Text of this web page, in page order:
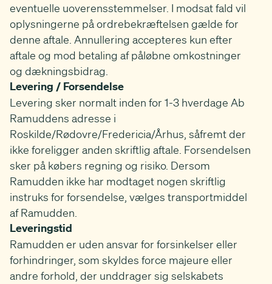
eventuelle uoverensstemmelser. I modsat fald vil
oplysningerne på ordrebekræftelsen gælde for
denne aftale. Annullering accepteres kun efter
aftale og mod betaling af påløbne omkostninger
og dækningsbidrag.
Levering / Forsendelse
Levering sker normalt inden for 1-3 hverdage Ab
Ramuddens adresse i
Roskilde/Rødovre/Fredericia/Århus, såfremt der
ikke foreligger anden skriftlig aftale. Forsendelsen
sker på købers regning og risiko. Dersom
Ramudden ikke har modtaget nogen skriftlig
instruks for forsendelse, vælges transportmiddel
af Ramudden.
Leveringstid
Ramudden er uden ansvar for forsinkelser eller
forhindringer, som skyldes force majeure eller
andre forhold, der unddrager sig selskabets